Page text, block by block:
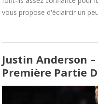
vous propose d'éclaircir un
Justin Anderson
Première Partie